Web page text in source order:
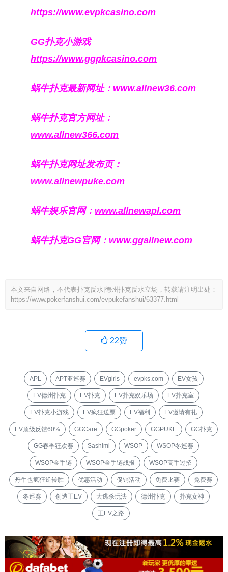
https://www.evpkcasino.com
GG扑克小游戏
https://www.ggpkcasino.com
蜗牛扑克最新网址： www.allnew36.com
蜗牛扑克官方网址：
www.allnew366.com
蜗牛扑克网址发布页：
www.allnewpuke.com
蜗牛娱乐官网： www.allnewapl.com
蜗牛扑克GG官网： www.ggallnew.com
本文来自网络，不代表扑克反水|德州扑克反水立场，转载请注明出处：
https://www.pokerfanshui.com/evpukefanshui/63377.html
22赞
APL APT亚巡赛 EVgirls evpks.com EV女孩
EV德州扑克 EV扑克 EV扑克娱乐场 EV扑克室
EV扑克小游戏 EV疯狂送票 EV福利 EV邀请有礼
EV顶级反馈60% GGCare GGpoker GGPUKE GG扑克
GG春季狂欢赛 Sashimi WSOP WSOP冬巡赛
WSOP金手链 WSOP金手链战报 WSOP高手过招
丹牛也疯狂逆转胜 优惠活动 促销活动 免费比赛 免费赛
冬巡赛 创造正EV 大逃杀玩法 德州扑克 扑克女神
正EV之路